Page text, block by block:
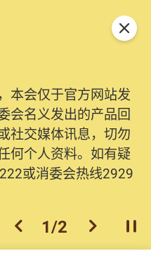
本会仅于官方网站发
会名义发出的产品回
社交媒体讯息，切勿
何个人资料。如有疑
或消委会热线2929
上一个
1/2 下一个开
关闭